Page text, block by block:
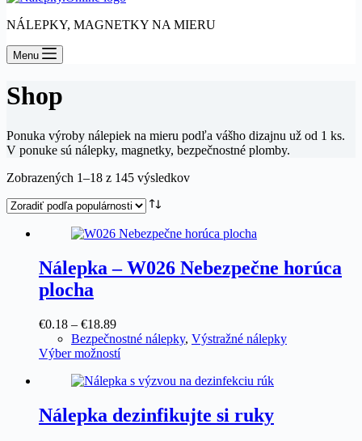
NÁLEPKY, MAGNETKY NA MIERU
Menu
Shop
Ponuka výroby nálepiek na mieru podľa vášho dizajnu už od 1 ks.
V ponuke sú nálepky, magnetky, bezpečnostné plomby.
Zobrazených 1–18 z 145 výsledkovZoradené
Nálepka – W026 Nebezpečne horúca
plocha
€0.18 – €18.89Price
range:
€0.18
€18.89
Bezpečnostné nálepky, Výstražné nálepky
Výber možnostíTento
má
variantov.
Možnosti
Nálepka dezinfikujte si ruky